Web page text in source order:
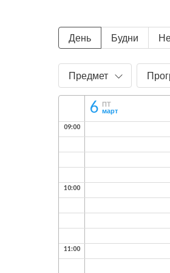
День Будни
Предмет
6 ПТ
март
09:00
10:00
11:00